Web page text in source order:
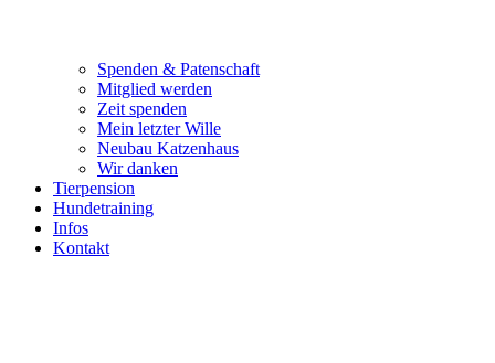
Spenden & Patenschaft
Mitglied werden
Zeit spenden
Mein letzter Wille
Neubau Katzenhaus
Wir danken
Tierpension
Hundetraining
Infos
Kontakt